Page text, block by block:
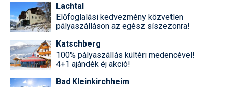
Lachtal
Előfoglalási kedvezmény közvetlen
pályaszálláson az egész síszezonra!
Katschberg
100% pályaszállás kültéri medencével!
4+1 ajándék éj akció!
Bad Kleinkirchheim